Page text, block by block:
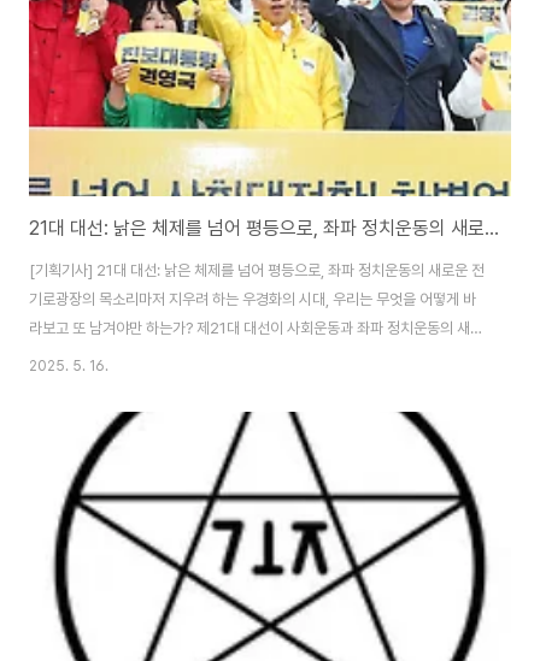
증명했다. 선거 초반 돌..
21대 대선: 낡은 체제를 넘어 평등으로, 좌파 정치운동의 새로운 전기로
[기획기사] 21대 대선: 낡은 체제를 넘어 평등으로, 좌파 정치운동의 새로운 전
기로광장의 목소리마저 지우려 하는 우경화의 시대, 우리는 무엇을 어떻게 바
라보고 또 남겨야만 하는가? 제21대 대선이 사회운동과 좌파 정치운동의 새로
운 전기(轉機)가 되어야 함을 외치는 체제전환운동 조직위 공동집행위원장 플
비상계엄은 미증유의 정치 위기를 초래했다. 지배 엘리트들은 어떤 기준도 존
재하지 않는다는 듯 굴어 댔고, 기존의 정치 시스템은 급격하게 흔들렸다. 지난
123일은 역동적인 항쟁의 시간이기도 했지만, 우리가 알고 있던 '국가'와 '제
도'가 얼마나 허무하게 무너질 수 있는지 감지할 수 있는 시간이기도 했다. 또한
이러한 급격한 정치 ..
2025. 5. 16.